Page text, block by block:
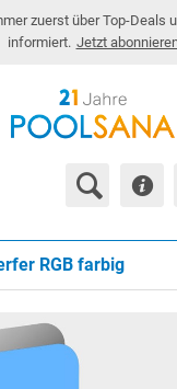
zuerst über Top-Deals
informiert. Jetzt
RGB farbig